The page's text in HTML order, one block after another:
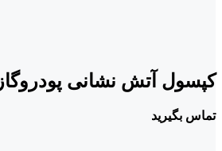
کپسول آتش نشانی پودروگاز 6 کیلوگرمی
تماس بگیرید